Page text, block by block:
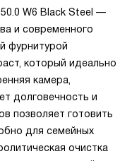
W6 Black Steel —
и современного
фурнитурой
который идеально
камера,
долговечность и
позволяет готовить
для семейных
очистка